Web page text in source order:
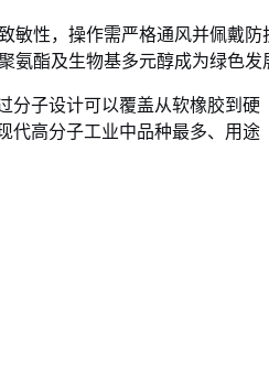
敏性，操作需严格通风并佩戴防
氨酯及生物基多元醇成为绿色
分子设计可以覆盖从软橡胶到硬
代高分子工业中品种最多、用途